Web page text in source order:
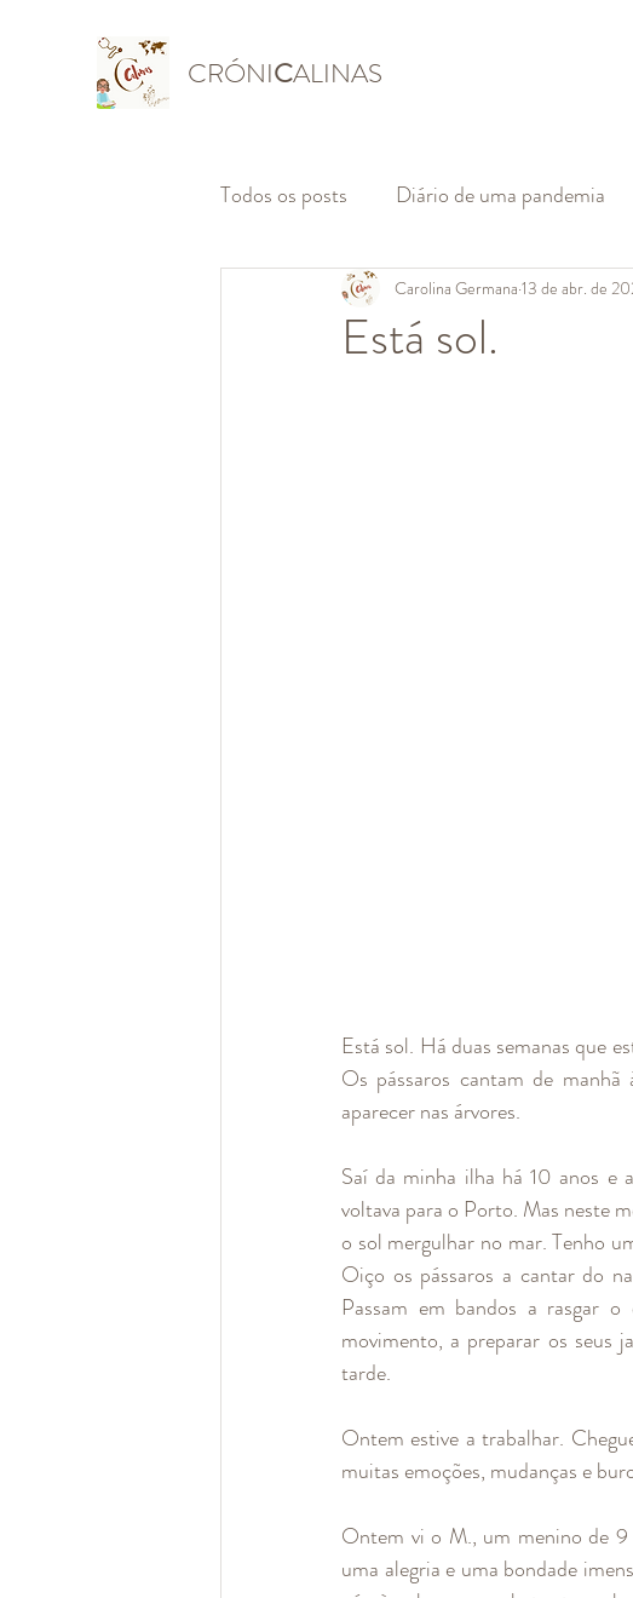
CRÓNICALINAS
Todos os posts Diário de uma pandemia
Está sol.
Carolina Germana 13 de abr. de
Está sol. Há duas semanas que
Os pássaros cantam de
aparecer nas árvores.
Saí da minha ilha há 10 anos e
voltava para o Porto. Mas neste
o sol mergulhar no mar. Tenho
Oiço os pássaros a cantar do
Passam em bandos a rasgar
movimento, a preparar os seus
tarde.
Ontem estive a trabalhar.
muitas emoções, mudanças e
Ontem vi o M., um menino de 9
uma alegria e uma bondade